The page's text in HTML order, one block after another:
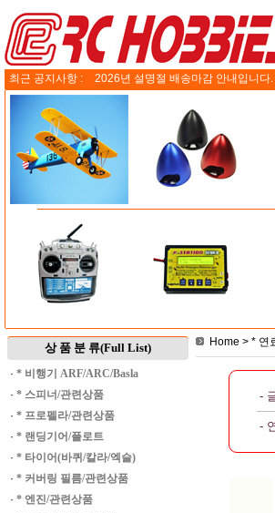
최근 공지사항 : 2026년 설명절 배송마감 안내입니다.
상 품 분 류(Full List)
· * 비행기 ARF/ARC/Basla
· * 스피너/관련상품
· * 프로펠라/관련상품
· * 랜딩기어/플로트
· * 타이어(바퀴/칼라/엑슬)
· * 커버링 필름/관련상품
· * 엔진/관련상품
Home > * 연
-
-